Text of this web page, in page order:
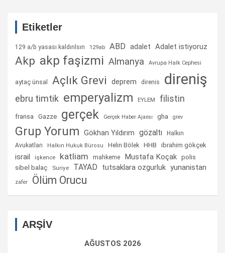
Etiketler
129 a/b yasası kaldırılsın 129ab ABD adalet Adalet istiyoruz
Akp akp faşizmi Almanya Avrupa Halk Cephesi
aytaç ünsal Açlık Grevi deprem direnis direniş
ebru timtik emperyalizm EYLEM filistin
fransa Gazze gerçek Gerçek Haber Ajansı gha grev
Grup Yorum Gökhan Yıldırım gözaltı
Halkın
Avukatları
Halkın Hukuk Bürosu Helin Bölek HHB ibrahim gökçek
israil işkence katliam mahkeme Mustafa Koçak polis
sibel balaç Suriye TAYAD tutsaklara ozgurluk yunanistan
zafer Ölüm Orucu
ARŞİV
AĞUSTOS 2026